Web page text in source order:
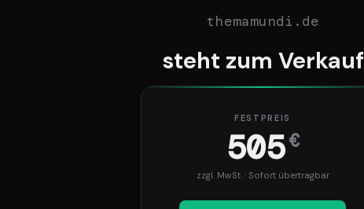
themamundi.de
steht zum Verkauf
FESTPREIS
505€
zzgl. MwSt. · Sofort übertragbar